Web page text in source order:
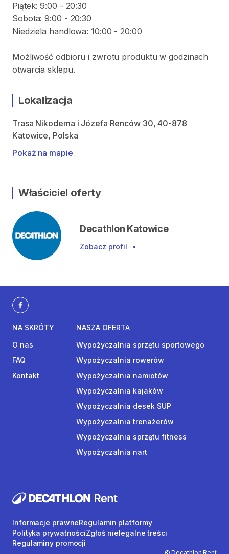
Piątek: 9:00 - 20:30
Sobota: 9:00 - 20:30
Niedziela handlowa: 10:00 - 20:00
Możliwość odbioru i zwrotu produktu w godzinach
otwarcia sklepu.
Lokalizacja
Trasa Nikodema i Józefa Renców 30, 40-878
Katowice, Polska
Pokaż na mapie
Właściciel oferty
Decathlon Katowice
Zobacz profil •
NA SKRÓTY
O nas
FAQ
Kontakt
NASZA OFERTA
Wypożyczalnia sprzętu sportowego
Wypożyczalnia rowerów
Wypożyczalnia namiotów
Wypożyczalnia kajaków
Wypożyczalnia desek SUP
Wypożyczalnia trenażerów
Wypożyczalnia sprzętu fitness
Wypożyczalnia nart
Informacje prawneRegulamin platformy
Polityka prywatnościZgłoś nielegalne treści
Regulaminy promocji